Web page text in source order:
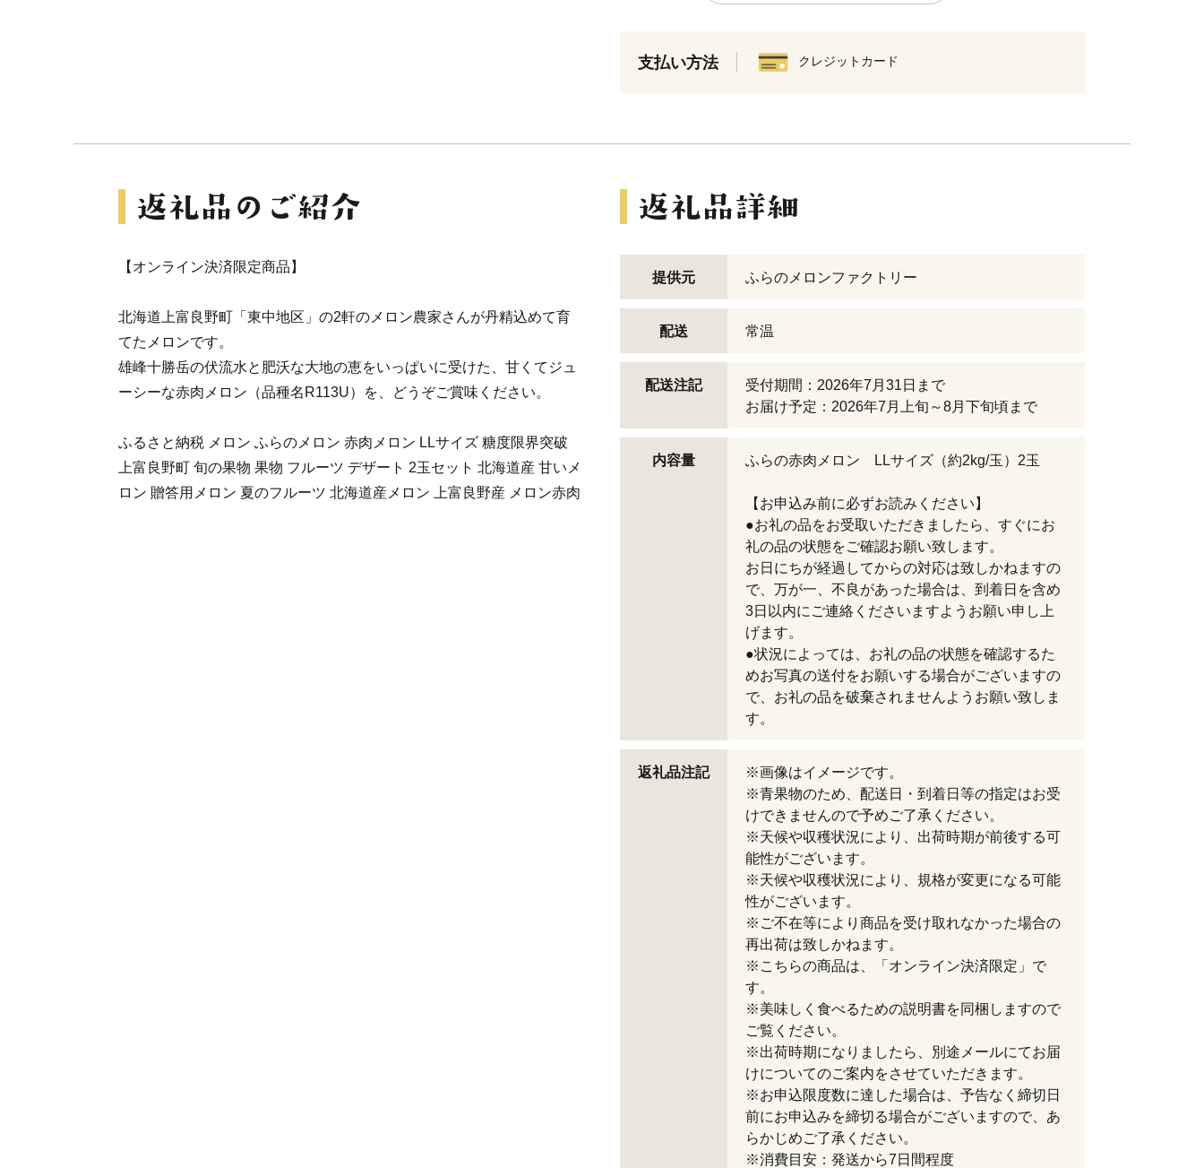
支払い方法 クレジットカード
【オンライン決済限定商品】
北海道上富良野町「東中地区」の2軒のメロン農家さんが丹精込めて育
てたメロンです。
雄峰十勝岳の伏流水と肥沃な大地の恵をいっぱいに受けた、甘くてジュ
ーシーな赤肉メロン（品種名R113U）を、どうぞご賞味ください。
ふるさと納税 メロン ふらのメロン 赤肉メロン LLサイズ 糖度限界突破
上富良野町 旬の果物 果物 フルーツ デザート 2玉セット 北海道産 甘いメ
ロン 贈答用メロン 夏のフルーツ 北海道産メロン 上富良野産 メロン赤肉
提供元 ふらのメロンファクトリー
配送 常温
配送注記
受付期間：2026年7月31日まで
お届け予定：2026年7月上旬～8月下旬頃まで
内容量 ふらの赤肉メロン LLサイズ（約2kg/玉）2玉
【お申込み前に必ずお読みください】
●お礼の品をお受取いただきましたら、すぐにお
礼の品の状態をご確認お願い致します。
お日にちが経過してからの対応は致しかねますの
で、万が一、不良があった場合は、到着日を含め
3日以内にご連絡くださいますようお願い申し上
げます。
●状況によっては、お礼の品の状態を確認するた
めお写真の送付をお願いする場合がございますの
で、お礼の品を破棄されませんようお願い致しま
す。
返礼品注記
※画像はイメージです。
※青果物のため、配送日・到着日等の指定はお受
けできませんので予めご了承ください。
※天候や収穫状況により、出荷時期が前後する可
能性がございます。
※天候や収穫状況により、規格が変更になる可能
性がございます。
※ご不在等により商品を受け取れなかった場合の
再出荷は致しかねます。
※こちらの商品は、「オンライン決済限定」で
す。
※美味しく食べるための説明書を同梱しますので
ご覧ください。
※出荷時期になりましたら、別途メールにてお届
けについてのご案内をさせていただきます。
※お申込限度数に達した場合は、予告なく締切日
前にお申込みを締切る場合がございますので、あ
らかじめご了承ください。
※消費目安：発送から7日間程度